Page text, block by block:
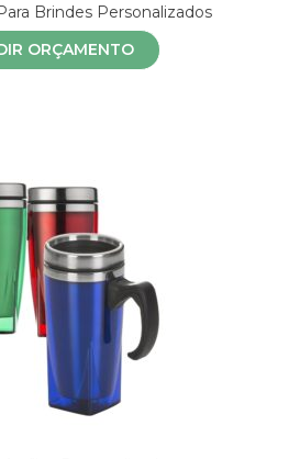
Brindes Personalizados
ORÇAMENTO